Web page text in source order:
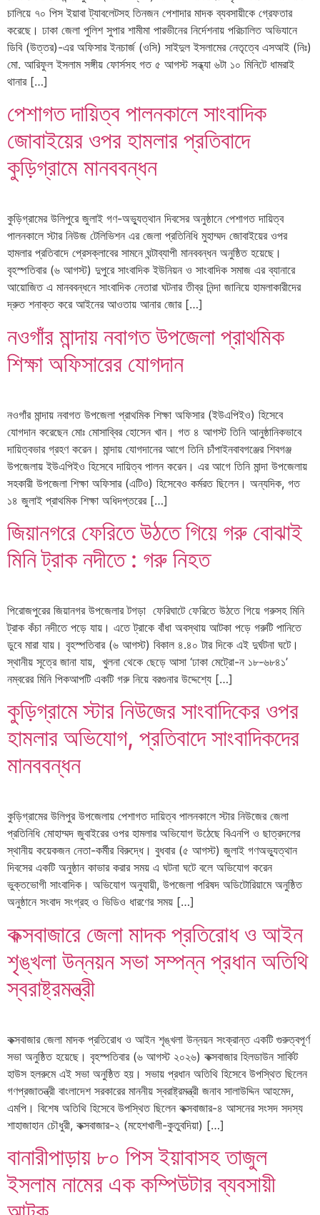
চালিয়ে ৭০ পিস ইয়াবা ট্যাবলেটসহ তিনজন পেশাদার মাদক ব্যবসায়ীকে গ্রেফতার
করেছে। ঢাকা জেলা পুলিশ সুপার শামীমা পারভীনের নির্দেশনায় পরিচালিত অভিযানে
ডিবি (উত্তর)-এর অফিসার ইনচার্জ (ওসি) সাইদুল ইসলামের নেতৃত্বে এসআই (নিঃ)
মো. আরিফুল ইসলাম সঙ্গীয় ফোর্সসহ গত ৫ আগস্ট সন্ধ্যা ৬টা ১০ মিনিটে ধামরাই
থানার […]
পেশাগত দায়িত্ব পালনকালে সাংবাদিক
জোবাইয়ের ওপর হামলার প্রতিবাদে
কুড়িগ্রামে মানববন্ধন
কুড়িগ্রামের উলিপুরে জুলাই গণ-অভ্যুত্থান দিবসের অনুষ্ঠানে পেশাগত দায়িত্ব
পালনকালে স্টার নিউজ টেলিভিশন এর জেলা প্রতিনিধি মুহাম্মদ জোবাইয়ের ওপর
হামলার প্রতিবাদে প্রেসক্লাবের সামনে ঘন্টাব্যাপী মানববন্ধন অনুষ্ঠিত হয়েছে।
বৃহস্পতিবার (৬ আগস্ট) দুপুরে সাংবাদিক ইউনিয়ন ও সাংবাদিক সমাজ এর ব্যানারে
আয়োজিত এ মানববন্ধনে সাংবাদিক নেতারা ঘটনার তীব্র নিন্দা জানিয়ে হামলাকারীদের
দ্রুত শনাক্ত করে আইনের আওতায় আনার জোর […]
নওগাঁর মান্দায় নবাগত উপজেলা প্রাথমিক
শিক্ষা অফিসারের যোগদান
নওগাঁর মান্দায় নবাগত উপজেলা প্রাথমিক শিক্ষা অফিসার (ইউএপিইও) হিসেবে
যোগদান করেছেন মোঃ মোসাব্বির হোসেন খান। গত ৪ আগস্ট তিনি আনুষ্ঠানিকভাবে
দায়িত্বভার গ্রহণ করেন। মান্দায় যোগদানের আগে তিনি চাঁপাইনবাবগঞ্জের শিবগঞ্জ
উপজেলায় ইউএপিইও হিসেবে দায়িত্ব পালন করেন। এর আগে তিনি মান্দা উপজেলায়
সহকারী উপজেলা শিক্ষা অফিসার (এটিও) হিসেবেও কর্মরত ছিলেন। অন্যদিক, গত
১৪ জুলাই প্রাথমিক শিক্ষা অধিদপ্তরের […]
জিয়ানগরে ফেরিতে উঠতে গিয়ে গরু বোঝাই
মিনি ট্রাক নদীতে : গরু নিহত
পিরোজপুরের জিয়ানগর উপজেলার টগড়া ফেরিঘাটে ফেরিতে উঠতে গিয়ে গরুসহ মিনি
ট্রাক কঁচা নদীতে পড়ে যায়। এতে ট্রাকে বাঁধা অবস্থায় আটকা পড়ে গরুটি পানিতে
ডুবে মারা যায়। বৃহস্পতিবার (৬ আগস্ট) বিকাল ৪.৪০ টার দিকে এই দুর্ঘটনা ঘটে।
স্থানীয় সূত্রে জানা যায়, খুলনা থেকে ছেড়ে আসা ‘ঢাকা মেট্রো-ন ১৮-৬৮৪১’
নম্বরের মিনি পিকআপটি একটি গরু নিয়ে বরগুনার উদ্দেশ্যে […]
কুড়িগ্রামে স্টার নিউজের সাংবাদিকের ওপর
হামলার অভিযোগ, প্রতিবাদে সাংবাদিকদের
মানববন্ধন
কুড়িগ্রামের উলিপুর উপজেলায় পেশাগত দায়িত্ব পালনকালে স্টার নিউজের জেলা
প্রতিনিধি মোহাম্মদ জুবাইরের ওপর হামলার অভিযোগ উঠেছে বিএনপি ও ছাত্রদলের
স্থানীয় কয়েকজন নেতা-কর্মীর বিরুদ্ধে। বুধবার (৫ আগস্ট) জুলাই গণঅভ্যুত্থান
দিবসের একটি অনুষ্ঠান কাভার করার সময় এ ঘটনা ঘটে বলে অভিযোগ করেন
ভুক্তভোগী সাংবাদিক। অভিযোগ অনুযায়ী, উপজেলা পরিষদ অডিটোরিয়ামে অনুষ্ঠিত
অনুষ্ঠানে সংবাদ সংগ্রহ ও ভিডিও ধারণের সময় […]
কক্সবাজারে জেলা মাদক প্রতিরোধ ও আইন
শৃঙ্খলা উন্নয়ন সভা সম্পন্ন প্রধান অতিথি
স্বরাষ্ট্রমন্ত্রী
কক্সবাজার জেলা মাদক প্রতিরোধ ও আইন শৃঙ্খলা উন্নয়ন সংক্রান্ত একটি গুরুত্বপূর্ণ
সভা অনুষ্ঠিত হয়েছে। বৃহস্পতিবার (৬ আগস্ট ২০২৬) কক্সবাজার হিলডাউন সার্কিট
হাউস হলরুমে এই সভা অনুষ্ঠিত হয়। সভায় প্রধান অতিথি হিসেবে উপস্থিত ছিলেন
গণপ্রজাতন্ত্রী বাংলাদেশ সরকারের মাননীয় স্বরাষ্ট্রমন্ত্রী জনাব সালাউদ্দিন আহমেদ,
এমপি। বিশেষ অতিথি হিসেবে উপস্থিত ছিলেন কক্সবাজার-৪ আসনের সংসদ সদস্য
শাহাজাহান চৌধুরী, কক্সবাজার-২ (মহেশখালী-কুতুবদিয়া) […]
বানারীপাড়ায় ৮০ পিস ইয়াবাসহ তাজুল
ইসলাম নামের এক কম্পিউটার ব্যবসায়ী